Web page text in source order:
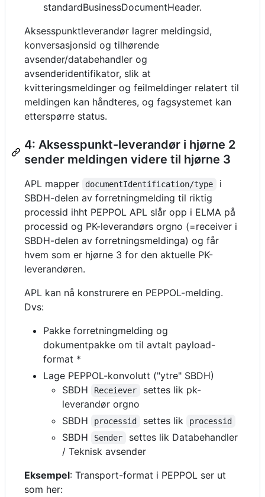
standardBusinessDocumentHeader.
Aksesspunktleverandør lagrer meldingsid,
konversasjonsid og tilhørende
avsender/databehandler og
avsenderidentifikator, slik at
kvitteringsmeldinger og feilmeldinger relatert til
meldingen kan håndteres, og fagsystemet kan
etterspørre status.
4: Aksesspunkt-leverandør i hjørne 2
sender meldingen videre til hjørne 3
APL mapper documentIdentification/type
i
SBDH-delen av forretningmelding til riktig
processid ihht PEPPOL APL slår opp i ELMA på
processid og PK-leverandørs orgno (=receiver i
SBDH-delen av forretningsmeldinga) og får
hvem som er hjørne 3 for den aktuelle PK-
leverandøren.
APL kan nå konstrurere en PEPPOL-melding.
Dvs:
Pakke forretningmelding og
dokumentpakke om til avtalt payload-
format *
Lage PEPPOL-konvolutt ("ytre" SBDH)
SBDH
Receiever
settes lik pk-
leverandør orgno
SBDH
processid settes lik processid
SBDH Sender
settes lik Databehandler
/ Teknisk avsender
Eksempel: Transport-format i PEPPOL ser ut
som her: